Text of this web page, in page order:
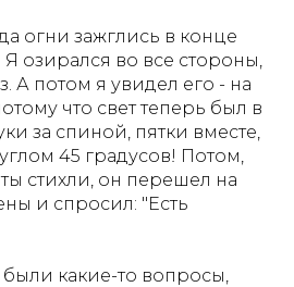
огни зажглись в конце
Я озирался во все стороны,
А потом я увидел его - на
что свет теперь был в
за спиной, пятки вместе,
45 градусов! Потом,
стихли, он перешел на
и спросил: "Есть
были какие-то вопросы,